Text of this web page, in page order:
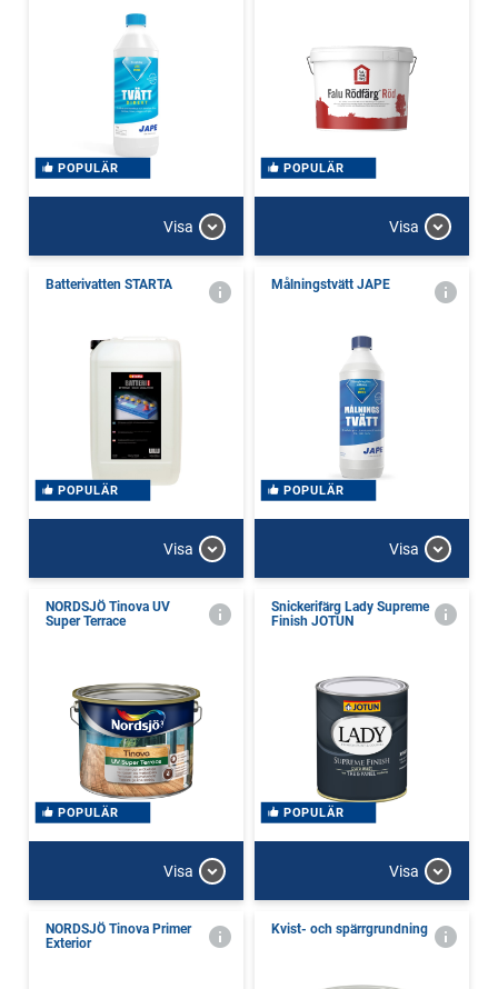
POPULÄR
Visa
POPULÄR
Visa
Batterivatten STARTA
POPULÄR
Visa
Målningstvätt JAPE
POPULÄR
Visa
NORDSJÖ Tinova UV
Super Terrace
POPULÄR
Visa
Snickerifärg Lady Supreme
Finish JOTUN
POPULÄR
Visa
NORDSJÖ Tinova Primer
Exterior
Kvist- och spärrgrundning